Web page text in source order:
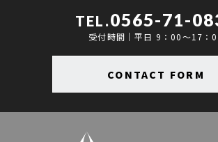
TEL.0565-71-
受付時間｜平日 9：00～17：
CONTACT FORM